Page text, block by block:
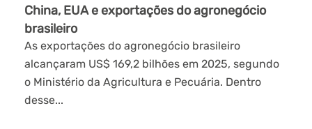
China, EUA e exportações do agronegócio
brasileiro
As exportações do agronegócio brasileiro
alcançaram US$ 169,2 bilhões em 2025, segundo
o Ministério da Agricultura e Pecuária. Dentro
desse...